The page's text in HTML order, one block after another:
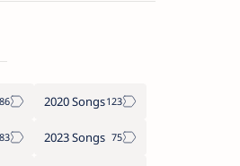
2020 Songs
2023 Songs